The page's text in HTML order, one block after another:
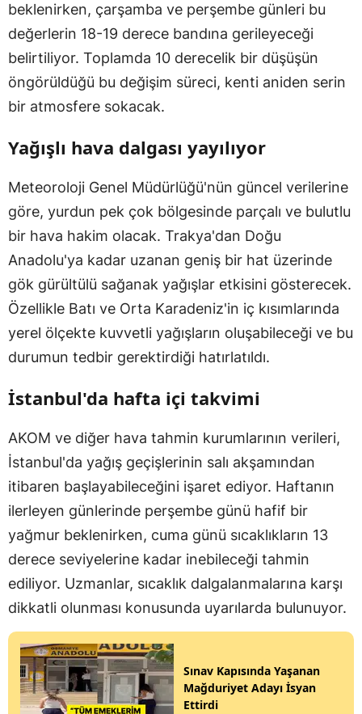
beklenirken, çarşamba ve perşembe günleri bu
değerlerin 18-19 derece bandına gerileyeceği
belirtiliyor. Toplamda 10 derecelik bir düşüşün
öngörüldüğü bu değişim süreci, kenti aniden serin
bir atmosfere sokacak.
Yağışlı hava dalgası yayılıyor
Meteoroloji Genel Müdürlüğü'nün güncel verilerine
göre, yurdun pek çok bölgesinde parçalı ve bulutlu
bir hava hakim olacak. Trakya'dan Doğu
Anadolu'ya kadar uzanan geniş bir hat üzerinde
gök gürültülü sağanak yağışlar etkisini gösterecek.
Özellikle Batı ve Orta Karadeniz'in iç kısımlarında
yerel ölçekte kuvvetli yağışların oluşabileceği ve bu
durumun tedbir gerektirdiği hatırlatıldı.
İstanbul'da hafta içi takvimi
AKOM ve diğer hava tahmin kurumlarının verileri,
İstanbul'da yağış geçişlerinin salı akşamından
itibaren başlayabileceğini işaret ediyor. Haftanın
ilerleyen günlerinde perşembe günü hafif bir
yağmur beklenirken, cuma günü sıcaklıkların 13
derece seviyelerine kadar inebileceği tahmin
ediliyor. Uzmanlar, sıcaklık dalgalanmalarına karşı
dikkatli olunması konusunda uyarılarda bulunuyor.
Sınav Kapısında Yaşanan
Mağduriyet Adayı İsyan
Ettirdi